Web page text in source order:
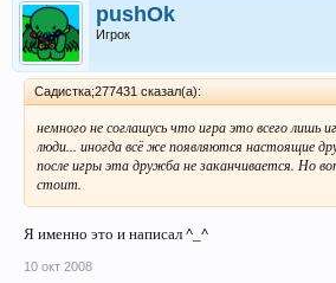
pushOk
Игрок
Садистка;277431 сказал(а):
немного не соглашусь что игра это всего лишь
люди... иногда всё же появляются настоящие
после игры эта дружба не заканчивается. Но
стоит.
Я именно это и написал ^_^
10 окт 2008